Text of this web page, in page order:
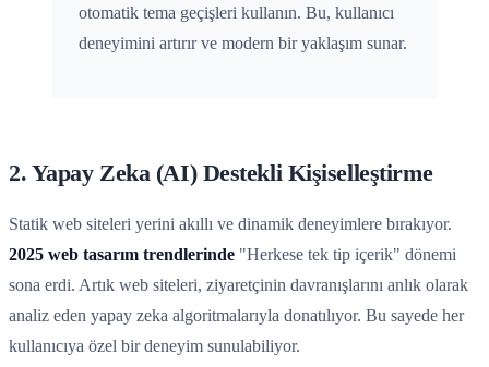
otomatik tema geçişleri kullanın. Bu, kullanıcı
deneyimini artırır ve modern bir yaklaşım sunar.
2. Yapay Zeka (AI) Destekli Kişiselleştirme
Statik web siteleri yerini akıllı ve dinamik deneyimlere bırakıyor.
2025 web tasarım trendlerinde "Herkese tek tip içerik" dönemi
sona erdi. Artık web siteleri, ziyaretçinin davranışlarını anlık olarak
analiz eden yapay zeka algoritmalarıyla donatılıyor. Bu sayede her
kullanıcıya özel bir deneyim sunulabiliyor.